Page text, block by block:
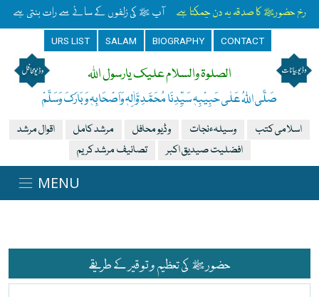
رخِ حضورﷺ کا صدقہ یہ دن چمکتا ہے آپ ﷺ کی زلفوں کے سائے سے رات بنتی ہے
URS LIST SALAM BIOGRAPHY CONTACT
الصلوۃ والسلام علیک یارسول اللہ
صَلَّی اللہُ عَلٰی حَبِیْبِہٖ سَیِّدِنَا مُحَمَّدِ وَّاٰلِہٖ وَاَصْحَابِہٖ وَبَارَکَ وَسَلَّمْ
اقوال مرشد مرشد کامل وڈیو محافل وسیلہءنجات
اسلامی کتب
تصانیف مرشد کریم
افضلیت صیدیق اکبر
حضور ﷺ کی تعظیم و توقیر کے طریقے